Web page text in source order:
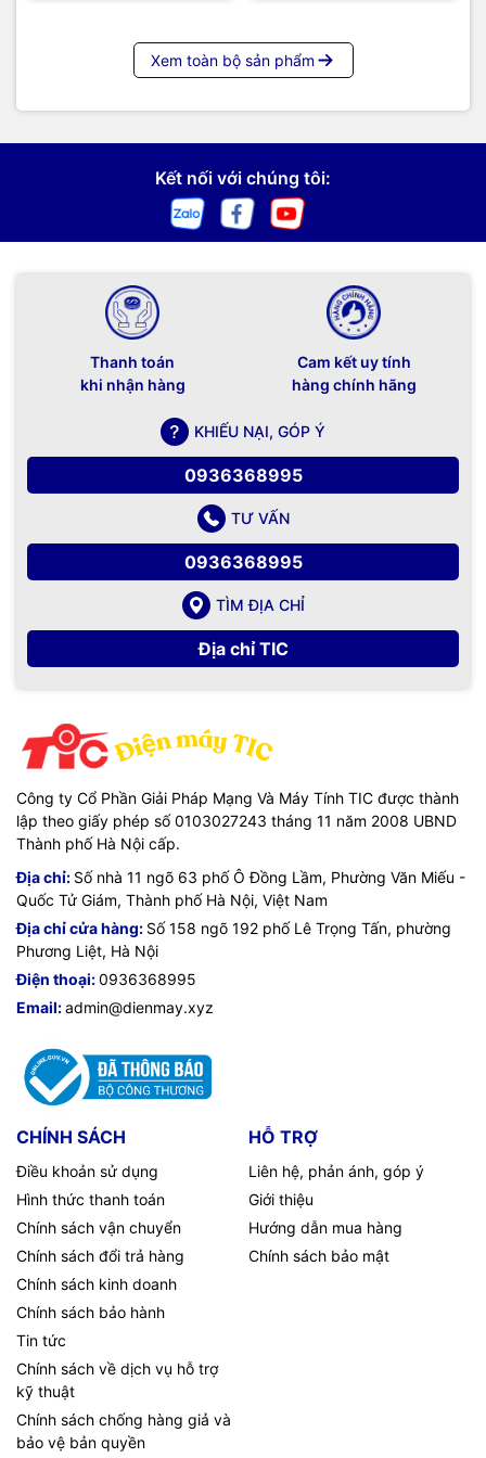
Xem toàn bộ sản phẩm
Kết nối với chúng tôi:
Thanh toán
khi nhận hàng
Cam kết uy tính
hàng chính hãng
KHIẾU NẠI, GÓP Ý
0936368995
TƯ VẤN
0936368995
TÌM ĐỊA CHỈ
Địa chỉ TIC
Công ty Cổ Phần Giải Pháp Mạng Và Máy Tính TIC được thành
lập theo giấy phép số 0103027243 tháng 11 năm 2008 UBND
Thành phố Hà Nội cấp.
Địa chỉ: Số nhà 11 ngõ 63 phố Ô Đồng Lầm, Phường Văn Miếu -
Quốc Tử Giám, Thành phố Hà Nội, Việt Nam
Địa chỉ cửa hàng: Số 158 ngõ 192 phố Lê Trọng Tấn, phường
Phương Liệt, Hà Nội
Điện thoại:0936368995
Email:admin@dienmay.xyz
CHÍNH SÁCH
Điều khoản sử dụng
Hình thức thanh toán
Chính sách vận chuyển
Chính sách đổi trả hàng
Chính sách kinh doanh
Chính sách bảo hành
Tin tức
Chính sách về dịch vụ hỗ trợ
kỹ thuật
Chính sách chống hàng giả và
bảo vệ bản quyền
HỖ TRỢ
Liên hệ, phản ánh, góp ý
Giới thiệu
Hướng dẫn mua hàng
Chính sách bảo mật